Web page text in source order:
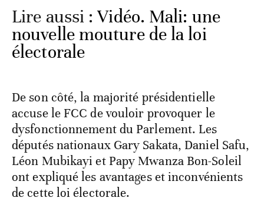
Lire aussi :Vidéo. Mali: une
nouvelle mouture de la loi
électorale
De son côté, la majorité présidentielle
accuse le FCC de vouloir provoquer le
dysfonctionnement du Parlement. Les
députés nationaux Gary Sakata, Daniel Safu,
Léon Mubikayi et Papy Mwanza Bon-Soleil
ont expliqué les avantages et inconvénients
de cette loi électorale.